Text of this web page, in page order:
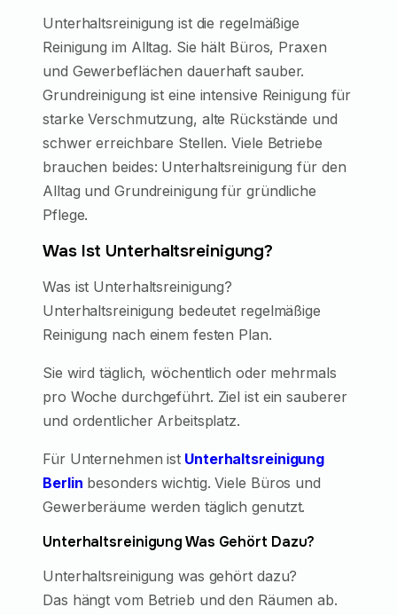
Unterhaltsreinigung ist die regelmäßige
Reinigung im Alltag. Sie hält Büros, Praxen
und Gewerbeflächen dauerhaft sauber.
Grundreinigung ist eine intensive Reinigung für
starke Verschmutzung, alte Rückstände und
schwer erreichbare Stellen. Viele Betriebe
brauchen beides: Unterhaltsreinigung für den
Alltag und Grundreinigung für gründliche
Pflege.
Was Ist Unterhaltsreinigung?
Was ist Unterhaltsreinigung?
Unterhaltsreinigung bedeutet regelmäßige
Reinigung nach einem festen Plan.
Sie wird täglich, wöchentlich oder mehrmals
pro Woche durchgeführt. Ziel ist ein sauberer
und ordentlicher Arbeitsplatz.
Für Unternehmen ist Unterhaltsreinigung
Berlin besonders wichtig. Viele Büros und
Gewerberäume werden täglich genutzt.
Unterhaltsreinigung Was Gehört Dazu?
Unterhaltsreinigung was gehört dazu?
Das hängt vom Betrieb und den Räumen ab.